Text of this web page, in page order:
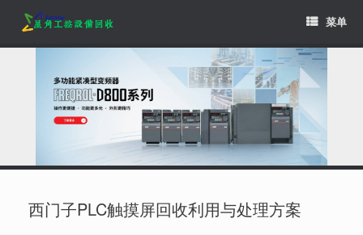
content
菜单
西门子PLC触摸屏回收利用与处理方案